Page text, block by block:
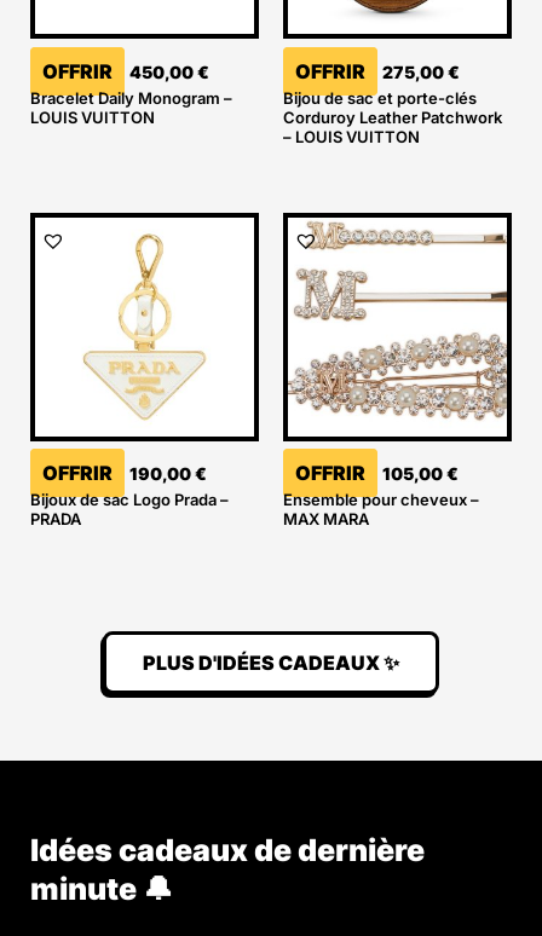
OFFRIR 450,00€
Bracelet Daily Monogram –
LOUIS VUITTON
OFFRIR 275,00€
Bijou de sac et porte-clés
Corduroy Leather Patchwork
– LOUIS VUITTON
OFFRIR 190,00€
Bijoux de sac Logo Prada –
PRADA
OFFRIR 105,00€
Ensemble pour cheveux –
MAX MARA
PLUS D'IDÉES CADEAUX ✨
Idées cadeaux de dernière
minute 🔔